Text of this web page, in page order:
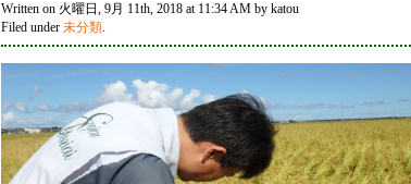
Written on 火曜日, 9月 11th, 2018 at 11:34 AM by katou
Filed under 未分類.